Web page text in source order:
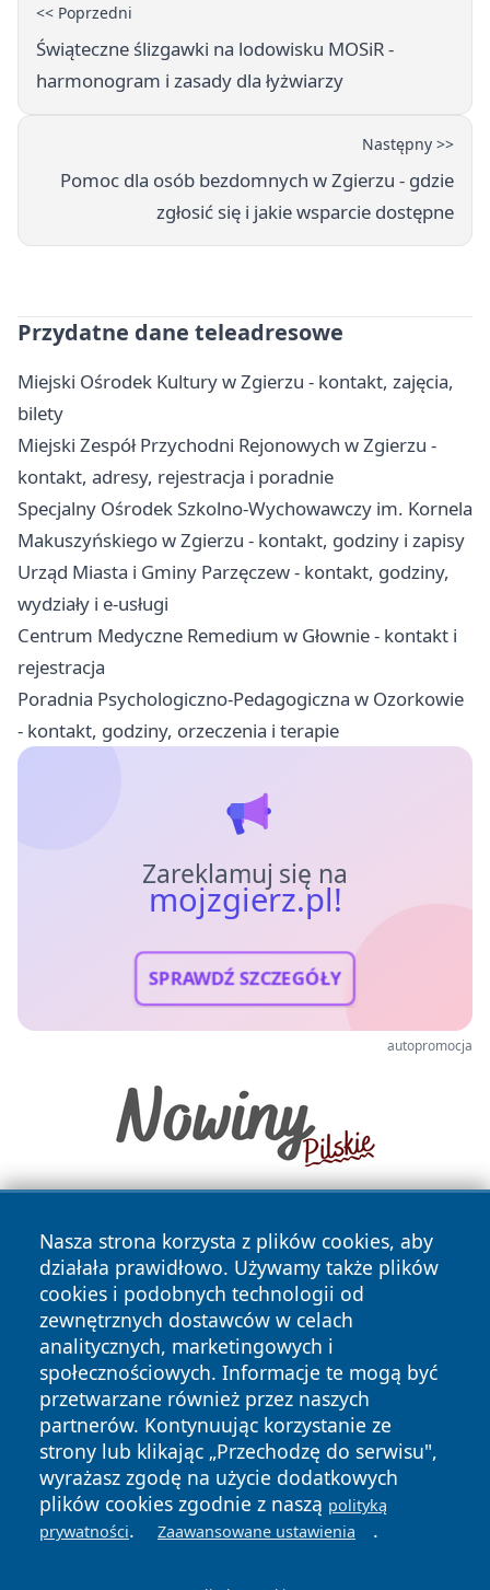
<< Poprzedni
Świąteczne ślizgawki na lodowisku MOSiR -
harmonogram i zasady dla łyżwiarzy
Następny >>
Pomoc dla osób bezdomnych w Zgierzu - gdzie
zgłosić się i jakie wsparcie dostępne
Przydatne dane teleadresowe
Miejski Ośrodek Kultury w Zgierzu - kontakt, zajęcia,
bilety
Miejski Zespół Przychodni Rejonowych w Zgierzu -
kontakt, adresy, rejestracja i poradnie
Specjalny Ośrodek Szkolno-Wychowawczy im. Kornela
Makuszyńskiego w Zgierzu - kontakt, godziny i zapisy
Urząd Miasta i Gminy Parzęczew - kontakt, godziny,
wydziały i e-usługi
Centrum Medyczne Remedium w Głownie - kontakt i
rejestracja
Poradnia Psychologiczno-Pedagogiczna w Ozorkowie
- kontakt, godziny, orzeczenia i terapie
Zareklamuj się na
mojzgierz.pl!
SPRAWDŹ SZCZEGÓŁY
autopromocja
Nasza strona korzysta z plików cookies, aby
działała prawidłowo. Używamy także plików
cookies i podobnych technologii od
zewnętrznych dostawców w celach
analitycznych, marketingowych i
społecznościowych. Informacje te mogą być
przetwarzane również przez naszych
partnerów. Kontynuując korzystanie ze
strony lub klikając „Przechodzę do serwisu",
wyrażasz zgodę na użycie dodatkowych
plików cookies zgodnie z naszą polityką
prywatności. Zaawansowane ustawienia .
Copyright © 2026 mojzgierz.pl Wszystkie prawa zastrzeżone.
News Autorzy
Polityka
Prywatności
Polityka
Cookies